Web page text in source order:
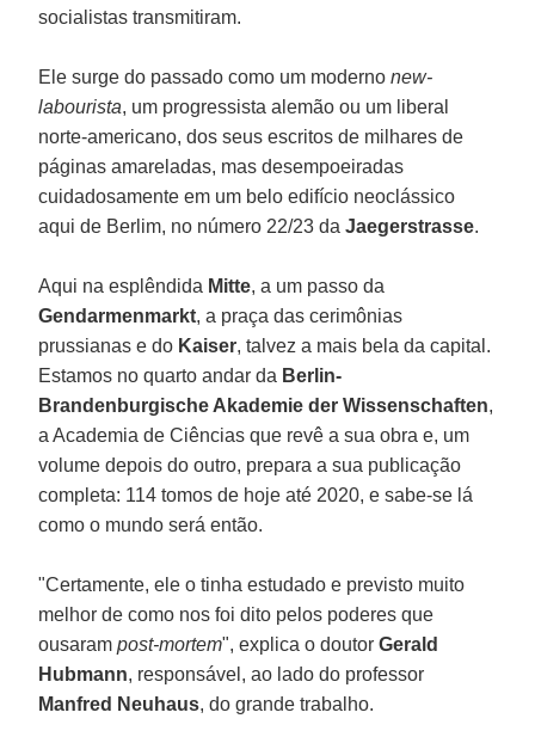
socialistas transmitiram.
Ele surge do passado como um modernonew-
labourista, um progressista alemão ou um liberal
norte-americano, dos seus escritos de milhares de
páginas amareladas, mas desempoeiradas
cuidadosamente em um belo edifício neoclássico
aqui de Berlim, no número 22/23 daJaegerstrasse.
Aqui na esplêndida Mitte, a um passo da
Gendarmenmarkt, a praça das cerimônias
prussianas e do Kaiser, talvez a mais bela da capital.
Estamos no quarto andar da Berlin-
Brandenburgische Akademie der Wissenschaften,
a Academia de Ciências que revê a sua obra e, um
volume depois do outro, prepara a sua publicação
completa: 114 tomos de hoje até 2020, e sabe-se lá
como o mundo será então.
"Certamente, ele o tinha estudado e previsto muito
melhor de como nos foi dito pelos poderes que
ousarampost-mortem", explica o doutorGerald
Hubmann, responsável, ao lado do professor
Manfred Neuhaus, do grande trabalho.